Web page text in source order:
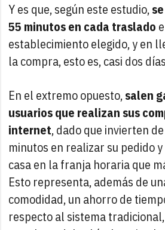
Y es que, según este estudio,
55 minutos en cada traslado
establecimiento elegido, y en
la compra, esto es, casi dos
En el extremo opuesto,salen
usuarios que realizan sus
internet, dado que invierten
minutos en realizar su pedido
casa en la franja horaria que
Esto representa, además de
comodidad, un ahorro de
respecto al sistema